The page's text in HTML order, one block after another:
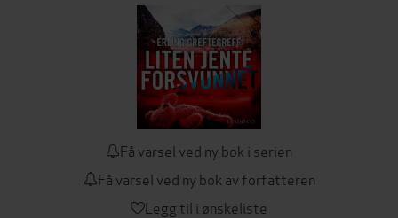
Få varsel ved ny bok i serien
Få varsel ved ny bok av forfatteren
Legg til i ønskeliste